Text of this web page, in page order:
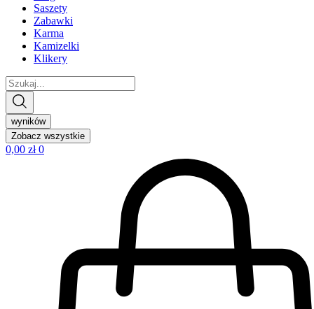
Saszety
Zabawki
Karma
Kamizelki
Klikery
Search
...
wyników
Zobacz wszystkie
0,00 zł 0